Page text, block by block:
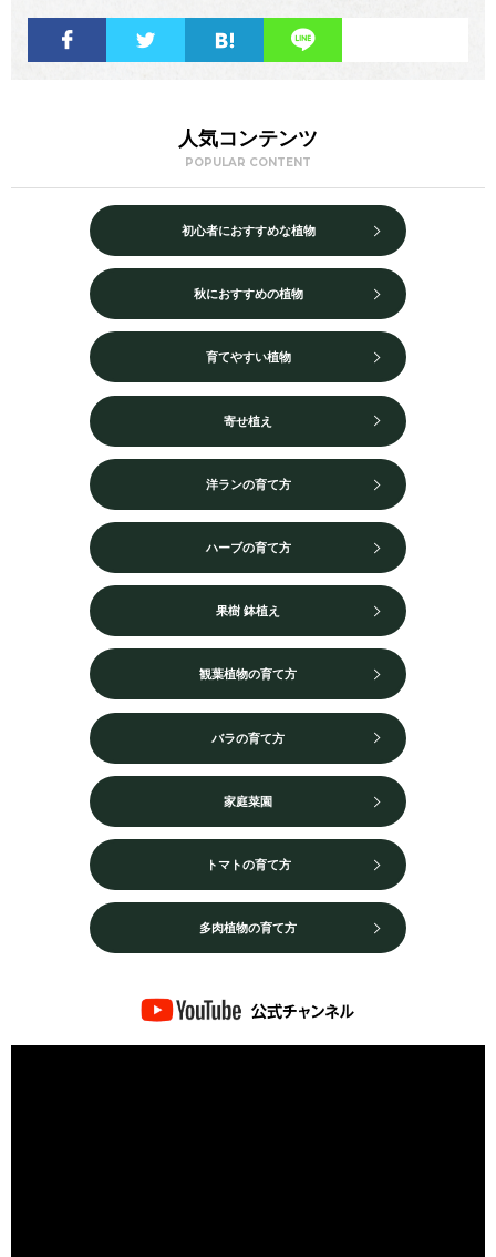
人気コンテンツ
POPULAR CONTENT
初心者におすすめな植物
秋におすすめの植物
育てやすい植物
寄せ植え
洋ランの育て方
ハーブの育て方
果樹 鉢植え
観葉植物の育て方
バラの育て方
家庭菜園
トマトの育て方
多肉植物の育て方